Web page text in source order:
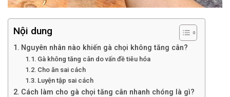
Nội dung
Nguyên nhân nào khiến gà chọi không tăng cân?
Gà không tăng cân do vấn đề tiêu hóa
Cho ăn sai cách
Luyện tập sai cách
Cách làm cho gà chọi tăng cân nhanh chóng là gì?